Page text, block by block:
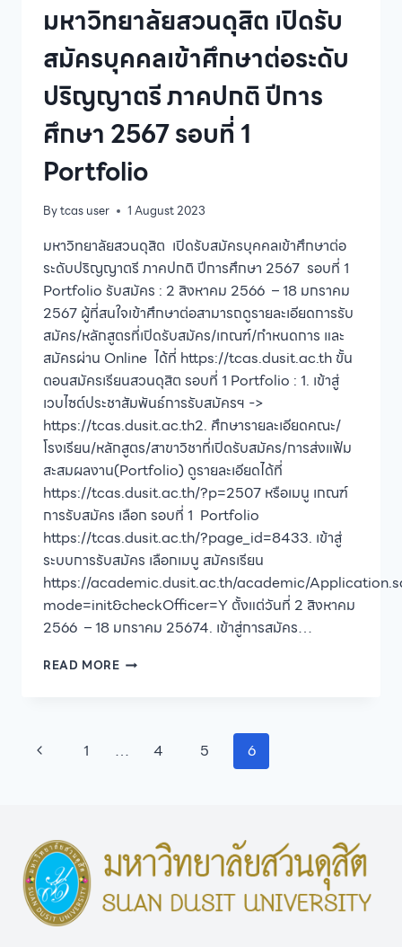
ครู
2
มหาวิทยาลัยสวนดุสิต เปิดรับ
สมัครบุคคลเข้าศึกษาต่อระดับ
ปริญญาตรี ภาคปกติ ปีการ
ศึกษา 2567 รอบที่ 1
Portfolio
Bytcas user 1 August 2023
มหาวิทยาลัยสวนดุสิต เปิดรับสมัครบุคคลเข้าศึกษาต่อ
ระดับปริญญาตรี ภาคปกติ ปีการศึกษา 2567 รอบที่ 1
Portfolio รับสมัคร : 2 สิงหาคม 2566 – 18 มกราคม
2567 ผู้ที่สนใจเข้าศึกษาต่อสามารถดูรายละเอียดการรับ
สมัคร/หลักสูตรที่เปิดรับสมัคร/เกณฑ์/กำหนดการ และ
สมัครผ่าน Online ได้ที่ https://tcas.dusit.ac.th ขั้น
ตอนสมัครเรียนสวนดุสิต รอบที่ 1 Portfolio : 1. เข้าสู่
เวบไซต์ประชาสัมพันธ์การรับสมัครฯ ->
https://tcas.dusit.ac.th2. ศึกษารายละเอียดคณะ/
โรงเรียน/หลักสูตร/สาขาวิชาที่เปิดรับสมัคร/การส่งแฟ้ม
สะสมผลงาน(Portfolio) ดูรายละเอียดได้ที่
https://tcas.dusit.ac.th/?p=2507 หรือเมนู เกณฑ์
การรับสมัคร เลือก รอบที่ 1 Portfolio
https://tcas.dusit.ac.th/?page_id=8433. เข้าสู่
ระบบการรับสมัคร เลือกเมนู สมัครเรียน
https://academic.dusit.ac.th/academic/
mode=init&checkOfficer=Y ตั้งแต่วันที่ 2 สิงหาคม
2566 – 18 มกราคม 25674. เข้าสู่การสมัคร…
READ MOREมหาวิทยาลัย
บุคคล
ปริญญา
ตรี
ภาค
ปกติ
ปี
Page
Previous
1 … 4 5 6